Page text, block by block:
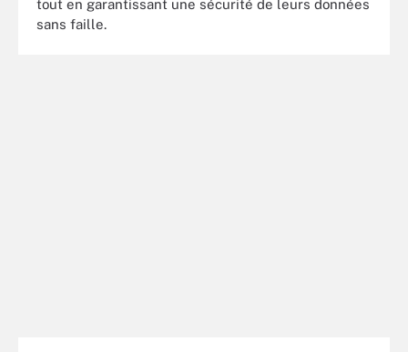
tout en garantissant une sécurité de leurs données
sans faille.